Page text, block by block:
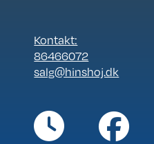
Kontakt:
86466072
salg@hinshoj.dk